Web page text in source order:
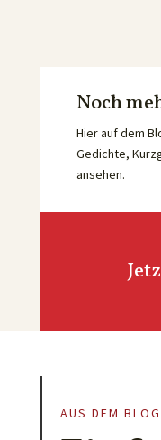
Noch
Hier auf dem
Gedichte,
ansehen.
AUS DEM BLOG